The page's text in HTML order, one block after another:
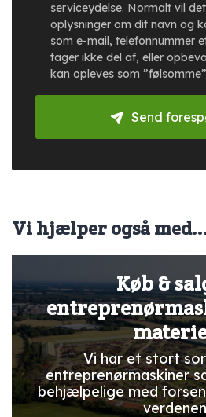
serviceydelse. Normalt vil
oplysninger om dit navn og
som e-mail, telefonnummer
tager ikke del af, eller
kan opleves som
Send
Vi hjælper også
Køb &
Vi har et stort
entreprenørmaskiner
behjælpelige med